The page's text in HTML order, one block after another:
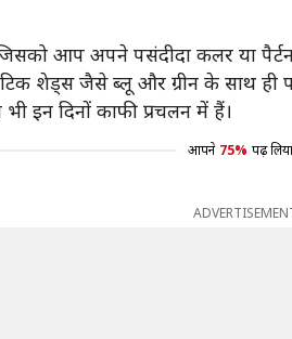
आप अपने पसंदीदा कलर या
शेड्स जैसे ब्लू और ग्रीन के साथ ही
इन दिनों काफी प्रचलन में हैं।
आपने 75% पढ़